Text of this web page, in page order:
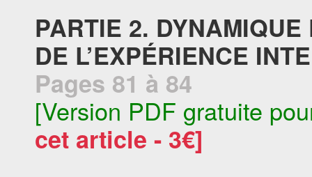
PARTIE 2.
DE L’EXPÉRIENCE
Pages 81 à 84
[Version PDF gratuite
cet article - 3€]